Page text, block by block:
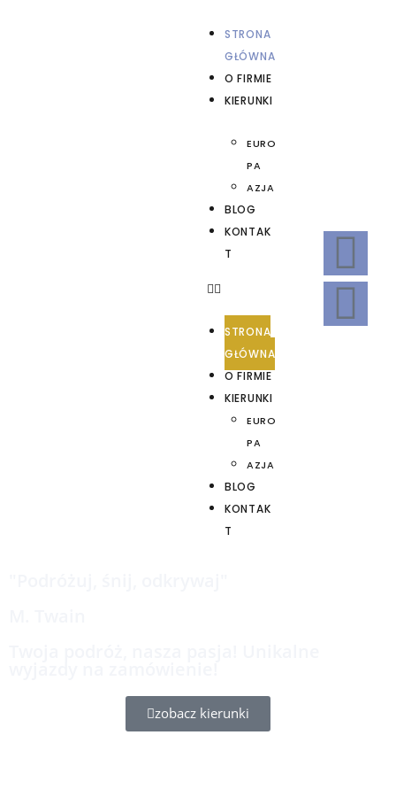
STRONA
GŁÓWNA
O FIRMIE
KIERUNKI
EURO
PA
AZJA
BLOG
KONTAK
T
STRONA
GŁÓWNA
O FIRMIE
KIERUNKI
EURO
PA
AZJA
BLOG
KONTAK
T
zobacz kierunki